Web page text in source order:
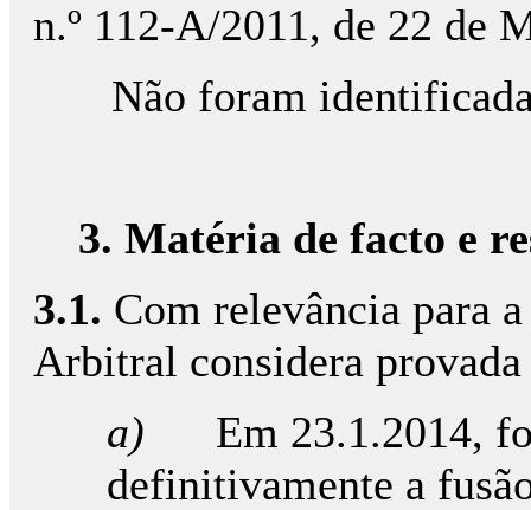
n.º 112-A/2011, de 22 de
Não foram
3. Matéria de facto e
3.1. Com relevância para
Arbitral considera
a) Em 23.1.2014,
definitivamente a